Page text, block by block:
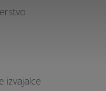
izvajalce